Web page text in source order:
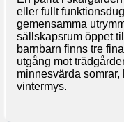
eller fullt
gemensamma
sällskapsrum öppet
barnbarn finns tre
utgång mot
minnesvärda
vintermys.